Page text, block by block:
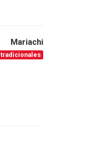
Mariachi
tradicionales